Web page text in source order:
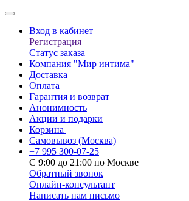
Вход в кабинет
Регистрация
Статус заказа
Компания "Мир интима"
Доставка
Оплата
Гарантия и возврат
Анонимность
Акции и подарки
Корзина
Самовывоз (Москва)
+7 995 300-07-25
С 9:00 до 21:00 по Москве
Обратный звонок
Онлайн-консультант
Написать нам письмо